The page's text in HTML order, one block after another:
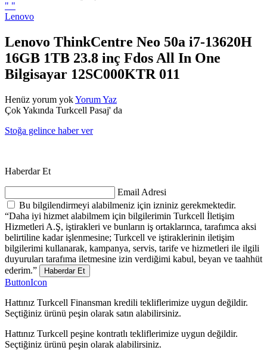
" "
Lenovo
Lenovo ThinkCentre Neo 50a i7-13620H
16GB 1TB 23.8 inç Fdos All In One
Bilgisayar 12SC000KTR 011
Henüz yorum yokYorum Yaz
Çok Yakında Turkcell Pasaj' da
Stoğa gelince haber ver
Haberdar Et
Email Adresi
Bu bilgilendirmeyi alabilmeniz için izniniz gerekmektedir.
“Daha iyi hizmet alabilmem için bilgilerimin Turkcell İletişim
Hizmetleri A.Ş, iştirakleri ve bunların iş ortaklarınca, tarafımca aksi
belirtiline kadar işlenmesine; Turkcell ve iştiraklerinin iletişim
bilgilerimi kullanarak, kampanya, servis, tarife ve hizmetleri ile ilgili
duyuruları tarafıma iletmesine izin verdiğimi kabul, beyan ve taahhüt
ederim.”
Haberdar Et
ButtonIcon
Hattınız Turkcell Finansman kredili tekliflerimize uygun değildir.
Seçtiğiniz ürünü peşin olarak satın alabilirsiniz.
Hattınız Turkcell peşine kontratlı tekliflerimize uygun değildir.
Seçtiğiniz ürünü peşin olarak alabilirsiniz.